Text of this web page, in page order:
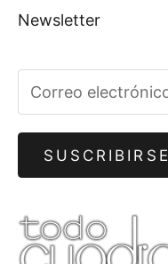
Newsletter
SUSCRIBIRSE